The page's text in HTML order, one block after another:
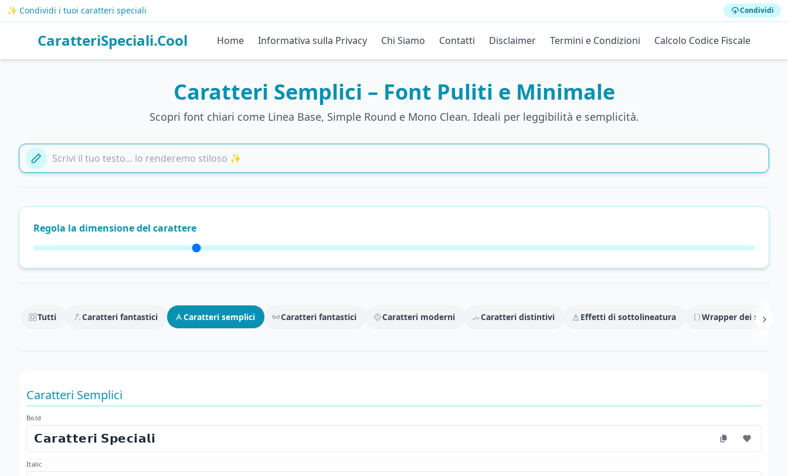
✨ Condividi i tuoi caratteri speciali Condividi
CaratteriSpeciali.Cool Home Informativa sulla Privacy Chi Siamo Contatti Disclaimer Termini e Condizioni Calcolo Codice Fiscale
Caratteri Semplici – Font Puliti e Minimale
Scopri font chiari come Linea Base, Simple Round e Mono Clean. Ideali per leggibilità e semplicità.
Aggiungi il tuo testo qui
Regola la dimensione del carattere
Tutti Caratteri fantastici Caratteri semplici Caratteri fantastici Caratteri moderni Caratteri distintivi Effetti di sottolineatura Wrapper dei simboli
Caratteri Semplici
Bold
𝗖𝗮𝗿𝗮𝘁𝘁𝗲𝗿𝗶 𝗦𝗽𝗲𝗰𝗶𝗮𝗹𝗶
Italic